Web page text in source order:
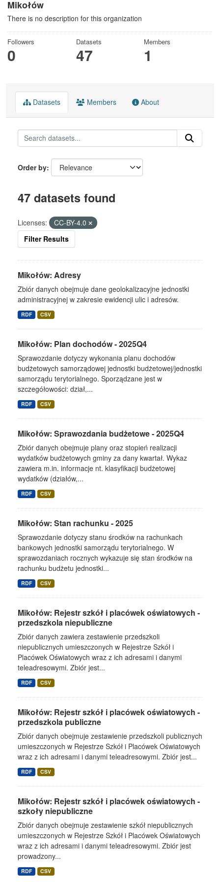
Mikołów
There is no description for this organization
Followers
0
Datasets
47
Members
1
Datasets Members About
Order by
47 datasets found
Licenses:
CC-BY-4.0
Filter Results
Mikołów: Adresy
Zbiór danych obejmuje dane geolokalizacyjne jednostki
administracyjnej w zakresie ewidencji ulic i adresów.
RDF CSV
Mikołów: Plan dochodów - 2025Q4
Sprawozdanie dotyczy wykonania planu dochodów
budżetowych samorządowej jednostki budżetowej/jednostki
samorządu terytorialnego. Sporządzane jest w
szczegółowości: dział,...
RDF CSV
Mikołów: Sprawozdania budżetowe - 2025Q4
Zbiór danych obejmuje plany oraz stopień realizacji
wydatków budżetowych gminy za dany kwartał. Wykaz
zawiera m.in. informacje nt. klasyfikacji budżetowej
wydatków (działów,...
RDF CSV
Mikołów: Stan rachunku - 2025
Sprawozdanie dotyczy stanu środków na rachunkach
bankowych jednostki samorządu terytorialnego. W
sprawozdaniach rocznych wykazuje się stan środków na
rachunku budżetu jednostki...
RDF CSV
Mikołów: Rejestr szkół i placówek oświatowych -
przedszkola niepubliczne
Zbiór danych zawiera zestawienie przedszkoli
niepublicznych umieszczonych w Rejestrze Szkół i
Placówek Oświatowych wraz z ich adresami i danymi
teleadresowymi. Zbiór jest...
RDF CSV
Mikołów: Rejestr szkół i placówek oświatowych -
przedszkola publiczne
Zbiór danych obejmuje zestawienie przedszkoli publicznych
umieszczonych w Rejestrze Szkół i Placówek Oświatowych
wraz z ich adresami i danymi teleadresowymi. Zbiór jest...
RDF CSV
Mikołów: Rejestr szkół i placówek oświatowych -
szkoły niepubliczne
Zbiór danych obejmuje zestawienie szkół niepublicznych
umieszczonych w Rejestrze Szkół i Placówek Oświatowych
wraz z ich adresami i danymi teleadresowymi. Zbiór jest
prowadzony...
RDF CSV